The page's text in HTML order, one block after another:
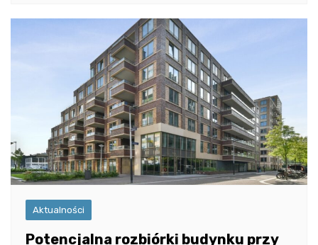
Aktualności
Potencjalna rozbiórki budynku przy